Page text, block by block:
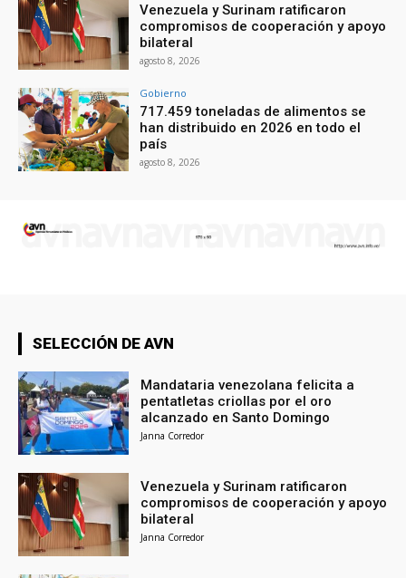
Venezuela y Surinam ratificaron
compromisos de cooperación y apoyo
bilateral
agosto 8, 2026
Gobierno
717.459 toneladas de alimentos se
han distribuido en 2026 en todo el
país
agosto 8, 2026
SELECCIÓN DE AVN
Mandataria venezolana felicita a
pentatletas criollas por el oro
alcanzado en Santo Domingo
Janna Corredor
Venezuela y Surinam ratificaron
compromisos de cooperación y apoyo
bilateral
Janna Corredor